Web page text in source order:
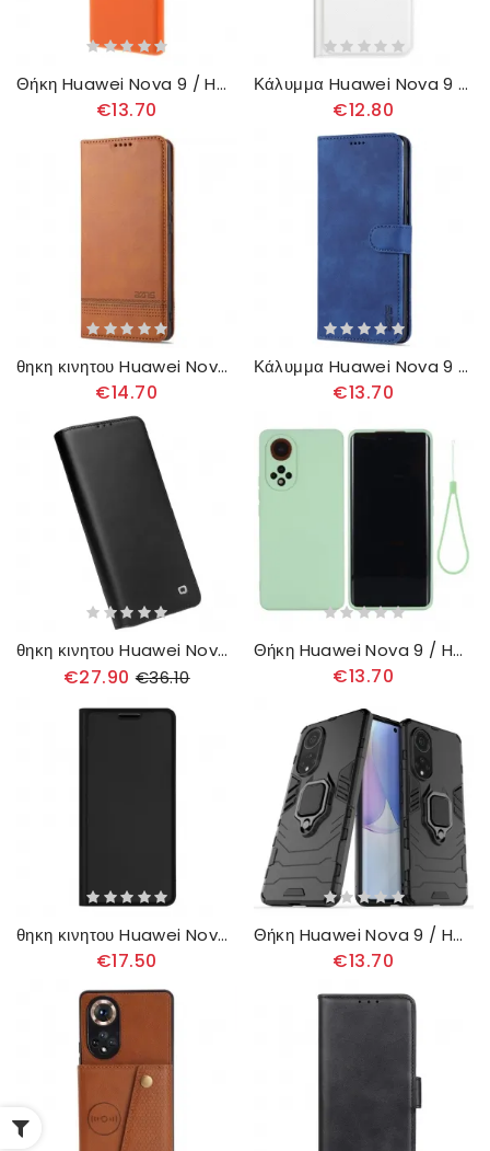
Θήκη Huawei Nova 9 / Honor 50 Δερμάτινο Εφέ Prestige
€13.70
Κάλυμμα Huawei Nova 9 / Honor 50 Κλασικό Ψεύτικο Δέρμα
€12.80
θηκη κινητου Huawei Nova 9 / Honor 50 Θήκη Flip Azns Leather Style
€14.70
Κάλυμμα Huawei Nova 9 / Honor 50 Εφέ Δέρματος Azns
€13.70
θηκη κινητου Huawei Nova 9 / Honor 50 Θήκη Flip Γνήσιο Δέρμα Qialino
€27.90 €36.10
Θήκη Huawei Nova 9 / Honor 50 Υγρή Σιλικόνη Με Κορδόνι
€13.70
θηκη κινητου Huawei Nova 9 / Honor 50 Θήκη Flip Skin Pro Dux Ducis
€17.50
Θήκη Huawei Nova 9 / Honor 50 Ανθεκτικό Στον Δακτύλιο
€13.70